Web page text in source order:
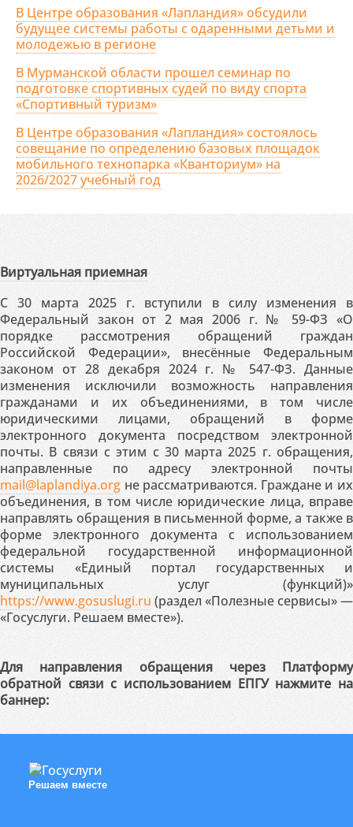
В Центре образования «Лапландия» обсудили
будущее системы работы с одаренными детьми и
молодежью в регионе
В Мурманской области прошел семинар по
подготовке спортивных судей по виду спорта
«Спортивный туризм»
В Центре образования «Лапландия» состоялось
совещание по определению базовых площадок
мобильного технопарка «Кванториум» на
2026/2027 учебный год
Виртуальная приемная
С 30 марта 2025 г. вступили в силу изменения в
Федеральный закон от 2 мая 2006 г. № 59-ФЗ «О
порядке рассмотрения обращений граждан
Российской Федерации», внесённые Федеральным
законом от 28 декабря 2024 г. № 547-ФЗ. Данные
изменения исключили возможность направления
гражданами и их объединениями, в том числе
юридическими лицами, обращений в форме
электронного документа посредством электронной
почты. В связи с этим с 30 марта 2025 г. обращения,
направленные по адресу электронной почты
mail@laplandiya.org не рассматриваются. Граждане и их
объединения, в том числе юридические лица, вправе
направлять обращения в письменной форме, а также в
форме электронного документа с использованием
федеральной государственной информационной
системы «Единый портал государственных и
муниципальных услуг (функций)»
https://www.gosuslugi.ru (раздел «Полезные сервисы» —
«Госуслуги. Решаем вместе»).
Для направления обращения через Платформу
обратной связи с использованием ЕПГУ нажмите на
баннер:
Решаем вместе